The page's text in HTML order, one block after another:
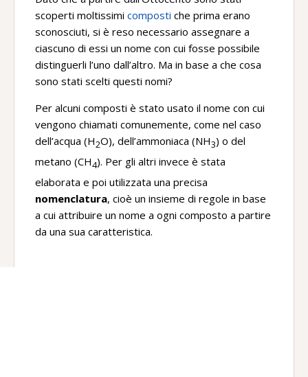
scoperti moltissimi composti che prima erano
sconosciuti, si è reso necessario assegnare a
ciascuno di essi un nome con cui fosse possibile
distinguerli l’uno dall’altro. Ma in base a che cosa
sono stati scelti questi nomi?
Per alcuni composti è stato usato il nome con cui
vengono chiamati comunemente, come nel caso
dell’acqua (H2O), dell’ammoniaca (NH3) o del
metano (CH4). Per gli altri invece è stata
elaborata e poi utilizzata una precisa
nomenclatura, cioè un insieme di regole in base
a cui attribuire un nome a ogni composto a partire
da una sua caratteristica.